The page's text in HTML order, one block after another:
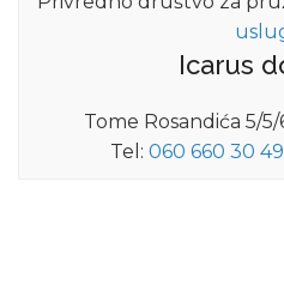
Icarus
Tome Rosandića 5/5/
Tel: 060 660 30 49